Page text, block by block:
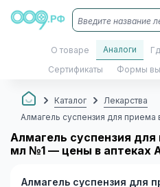
О товаре Аналоги
Сертификаты Формы
Каталог
Лекарства
Алмагель суспензия для приема
Алмагель суспензия для
мл №1 — цены в аптеках
Алмагель суспензия для